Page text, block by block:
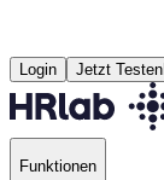
Login Jetzt Testen
Funktionen